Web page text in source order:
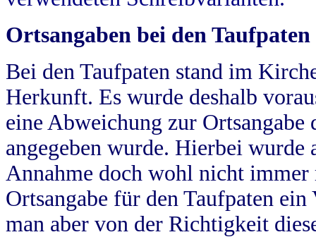
Ortsangaben bei den Taufpaten
Bei den Taufpaten stand im
Herkunft. Es wurde deshalb
eine Abweichung zur
angegeben wurde. Hierbei wurde
Annahme doch wohl nicht
Ortsangabe für den Taufpaten
man aber von der Richtigkeit